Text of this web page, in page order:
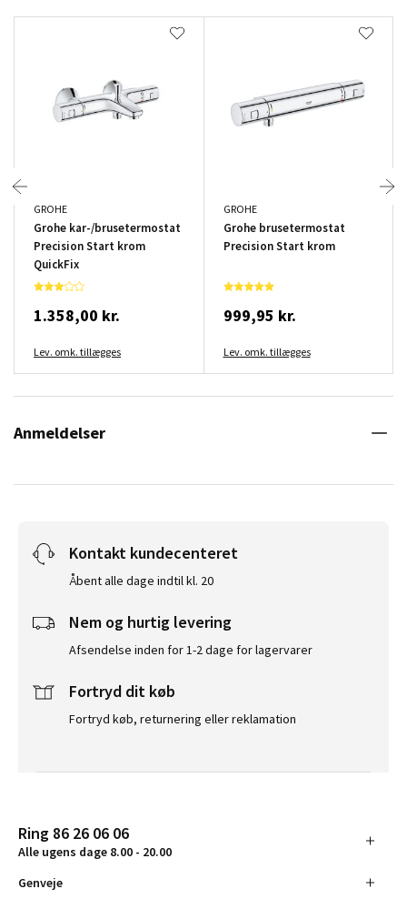
GROHE
Grohe kar-/brusetermostat
Precision Start krom
QuickFix
1.358,00 kr.
Lev. omk. tillægges
GROHE
Grohe brusetermostat
Precision Start krom
999,95 kr.
Lev. omk. tillægges
Anmeldelser
Kontakt kundecenteret
Åbent alle dage indtil kl. 20
Nem og hurtig levering
Afsendelse inden for 1-2 dage for lagervarer
Fortryd dit køb
Fortryd køb, returnering eller reklamation
Ring 86 26 06 06
Alle ugens dage 8.00 - 20.00
Genveje